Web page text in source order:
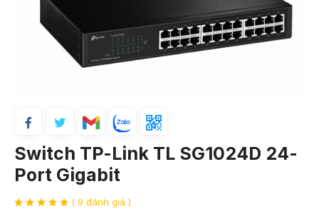
Switch TP-Link TL SG1024D 24-
Port Gigabit
( 9 đánh giá )